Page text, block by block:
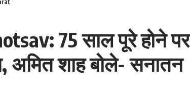
75 साल पूरे होने पर
अमित शाह बोले- सनातन